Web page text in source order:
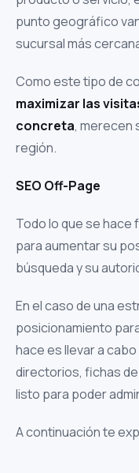
punto geográfico
sucursal más
Como este tipo de
maximizar las
concreta, merecen
región.
SEO Off-Page
Todo lo que se hace
para aumentar su
búsqueda y su
En el caso de una
posicionamiento
hace es llevar a
directorios, fichas
listo para poder
A continuación te